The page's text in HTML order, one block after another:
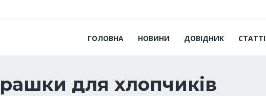
ГОЛОВНА НОВИНИ ДОВІДНИК СТАТТІ
для хлопчиків